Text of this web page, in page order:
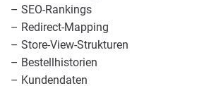
– SEO-Rankings
– Redirect-Mapping
– Store-View-Strukturen
– Bestellhistorien
– Kundendaten